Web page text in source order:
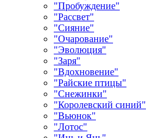
"Пробуждение"
"Рассвет"
"Сияние"
"Очарование"
"Эволюция"
"Заря"
"Вдохновение"
"Райские птицы"
"Снежинки"
"Королевский синий"
"Вьюнок"
"Лотос"